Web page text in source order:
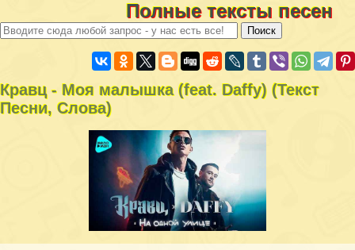
Полные тексты песен
Кравц - Моя малышка (feat. Daffy) (Текст
Песни, Слова)